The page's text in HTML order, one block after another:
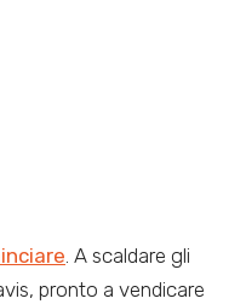
. A scaldare gli
pronto a vendicare